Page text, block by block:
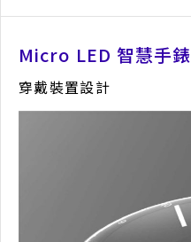
Micro LED 智慧手錶
穿戴裝置設計